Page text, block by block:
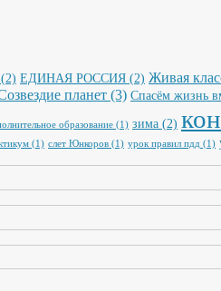
(2) ЕДИНАЯ РОССИЯ (2) Живая
планет (3) Спасём жизнь
образование (1) зима (2)
(1) слет Юнкоров (1) урок правил пдд (1)